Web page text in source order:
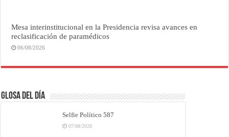
Mesa interinstitucional en la Presidencia revisa avances en
reclasificación de paramédicos
06/08/2026
Glosa del Día
Selfie Político 587
07/08/2026